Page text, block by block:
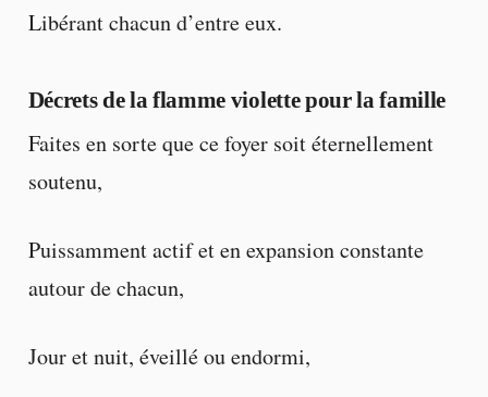
Libérant chacun d’entre eux.
Décrets de la flamme violette pour la famille
Faites en sorte que ce foyer soit éternellement
soutenu,
Puissamment actif et en expansion constante
autour de chacun,
Jour et nuit, éveillé ou endormi,